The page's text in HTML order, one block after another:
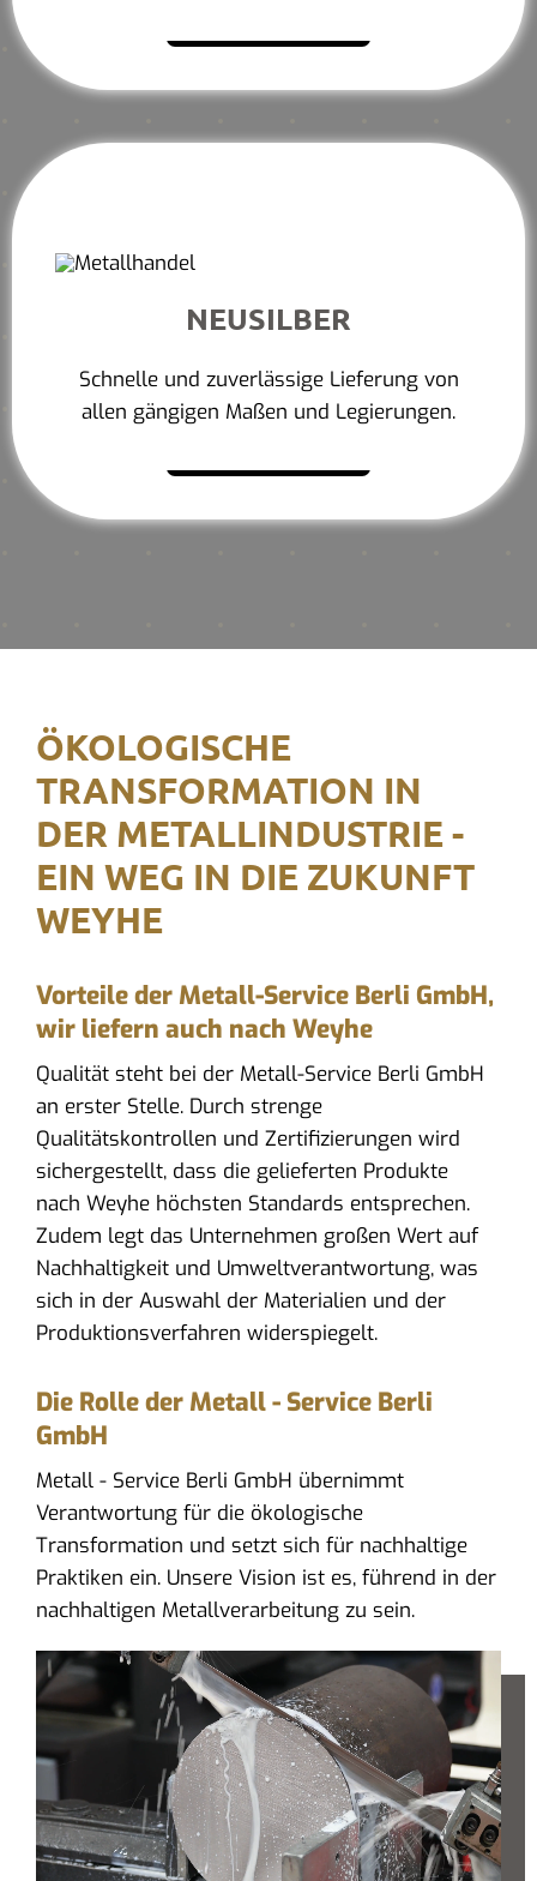
NEUSILBER
Schnelle und zuverlässige Lieferung von
allen gängigen Maßen und Legierungen.
ÖKOLOGISCHE
TRANSFORMATION IN
DER METALLINDUSTRIE -
EIN WEG IN DIE ZUKUNFT
WEYHE
Vorteile der Metall-Service Berli GmbH,
wir liefern auch nach Weyhe
Qualität steht bei der Metall-Service Berli GmbH
an erster Stelle. Durch strenge
Qualitätskontrollen und Zertifizierungen wird
sichergestellt, dass die gelieferten Produkte
nach Weyhe höchsten Standards entsprechen.
Zudem legt das Unternehmen großen Wert auf
Nachhaltigkeit und Umweltverantwortung, was
sich in der Auswahl der Materialien und der
Produktionsverfahren widerspiegelt.
Die Rolle der Metall - Service Berli
GmbH
Metall - Service Berli GmbH übernimmt
Verantwortung für die ökologische
Transformation und setzt sich für nachhaltige
Praktiken ein. Unsere Vision ist es, führend in der
nachhaltigen Metallverarbeitung zu sein.